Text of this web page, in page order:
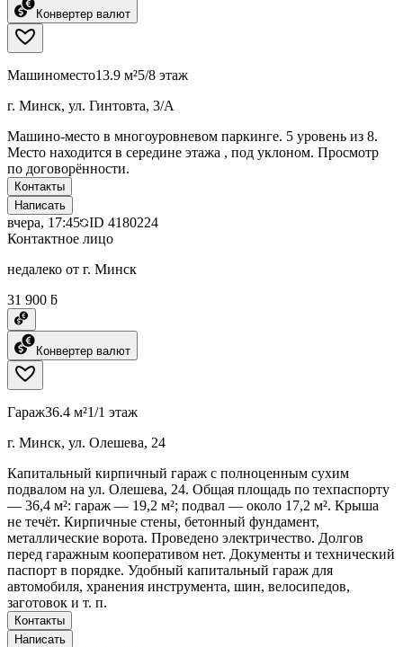
Конвертер валют
Машиноместо13.9 м²5/8 этаж
г. Минск, ул. Гинтовта, 3/А
Машино-место в многоуровневом паркинге. 5 уровень из 8.
Место находится в середине этажа , под уклоном. Просмотр
по договорённости.
Контакты
Написать
вчера, 17:45 ID 4180224
Контактное лицо
недалеко от г. Минск
31 900 ƃ
Конвертер валют
Гараж36.4 м²1/1 этаж
г. Минск, ул. Олешева, 24
Капитальный кирпичный гараж с полноценным сухим
подвалом на ул. Олешева, 24. Общая площадь по техпаспорту
— 36,4 м²: гараж — 19,2 м²; подвал — около 17,2 м². Крыша
не течёт. Кирпичные стены, бетонный фундамент,
металлические ворота. Проведено электричество. Долгов
перед гаражным кооперативом нет. Документы и технический
паспорт в порядке. Удобный капитальный гараж для
автомобиля, хранения инструмента, шин, велосипедов,
заготовок и т. п.
Контакты
Написать